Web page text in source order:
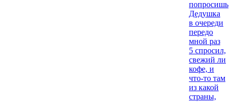
попросишь
Дедушка
в очереди
передо
мной раз
5 спросил,
свежий ли
кофе, и
что-то там
из какой
страны,